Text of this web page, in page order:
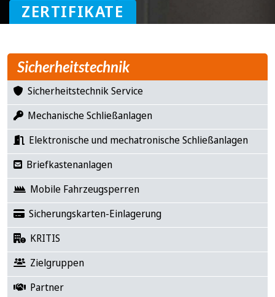
ZERTIFIKATE
Sicherheitstechnik
Sicherheitstechnik Service
Mechanische Schließanlagen
Elektronische und mechatronische Schließanlagen
Briefkastenanlagen
Mobile Fahrzeugsperren
Sicherungskarten-Einlagerung
KRITIS
Zielgruppen
Partner